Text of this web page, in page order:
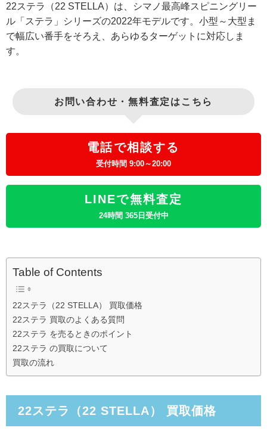
22ステラ（22 STELLA）は、シマノ最高峰スピニングリー
ル「ステラ」シリーズの2022年モデルです。小型～大型ま
で幅広い番手をそろえ、あらゆるターゲットに対応しま
す。
お問い合わせ・無料査定はこちら
電話で相談する
受付時間 9:00～20:00
LINEで無料査定
24時間 365日受付中
Table of Contents
22ステラ（22 STELLA） 買取価格
22ステラ 買取のよくある質問
22ステラ を売るときのポイント
22ステラ の買取について
買取の流れ
22ステラ（22 STELLA） 買取価格